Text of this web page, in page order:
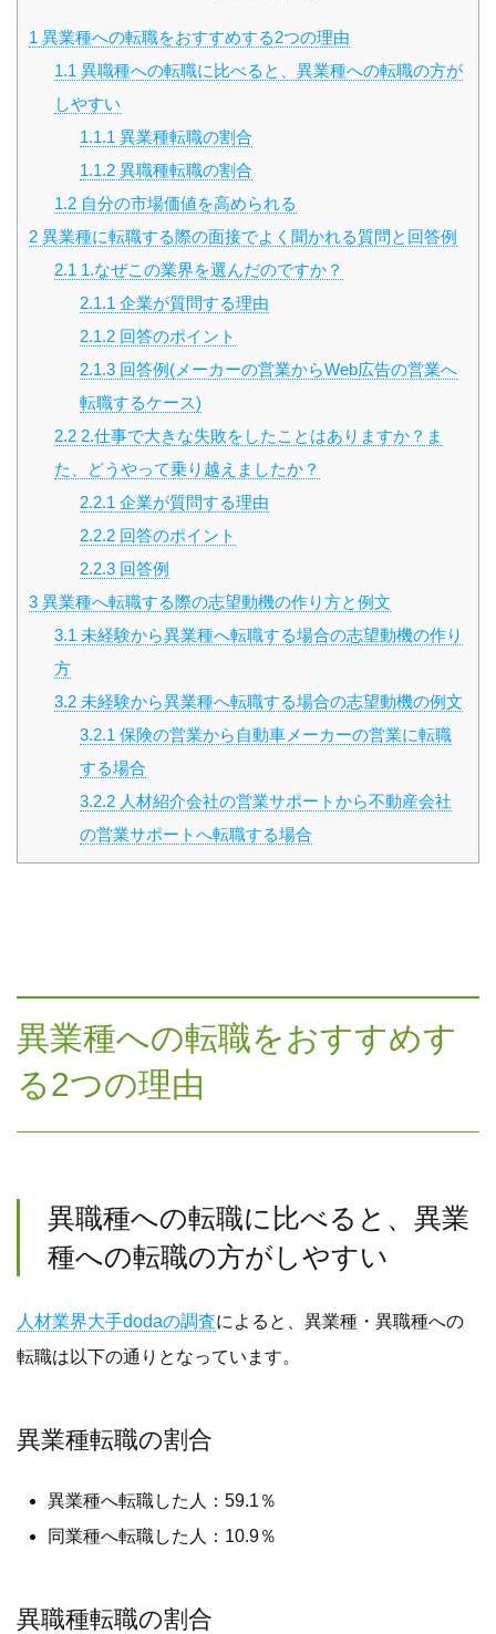
1 異業種への転職をおすすめする2つの理由
1.1 異職種への転職に比べると、異業種への転職の方が
しやすい
1.1.1 異業種転職の割合
1.1.2異職種転職の割合
1.2自分の市場価値を高められる
2 異業種に転職する際の面接でよく聞かれる質問と回答例
2.1 1.なぜこの業界を選んだのですか？
2.1.1 企業が質問する理由
2.1.2回答のポイント
2.1.3回答例(メーカーの営業からWeb広告の営業へ
転職するケース)
2.22.仕事で大きな失敗をしたことはありますか？ま
た、どうやって乗り越えましたか？
2.2.1 企業が質問する理由
2.2.2回答のポイント
2.2.3回答例
3 異業種へ転職する際の志望動機の作り方と例文
3.1 未経験から異業種へ転職する場合の志望動機の作り
方
3.2未経験から異業種へ転職する場合の志望動機の例文
3.2.1 保険の営業から自動車メーカーの営業に転職
する場合
3.2.2人材紹介会社の営業サポートから不動産会社
の営業サポートへ転職する場合
異業種への転職をおすすめす
る2つの理由
異職種への転職に比べると、異業
種への転職の方がしやすい
人材業界大手dodaの調査によると、異業種・異職種への
転職は以下の通りとなっています。
異業種転職の割合
異業種へ転職した人：59.1％
同業種へ転職した人：10.9％
異職種転職の割合